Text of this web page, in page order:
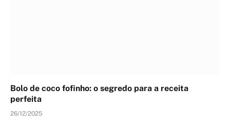
Bolo de coco fofinho: o segredo para a receita
perfeita
26/12/2025